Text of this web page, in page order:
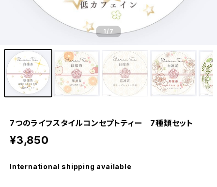
1 /7
7つのライフスタイルコンセプトティー 7種類セット
¥3,850
International shipping available